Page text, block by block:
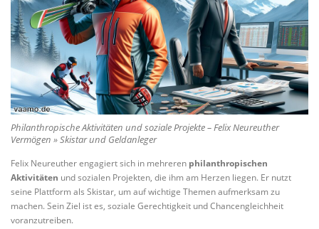
Philanthropische Aktivitäten und soziale Projekte – Felix Neureuther
Vermögen » Skistar und Geldanleger
Felix Neureuther engagiert sich in mehreren philanthropischen
Aktivitäten und sozialen Projekten, die ihm am Herzen liegen. Er nutzt
seine Plattform als Skistar, um auf wichtige Themen aufmerksam zu
machen. Sein Ziel ist es, soziale Gerechtigkeit und Chancengleichheit
voranzutreiben.